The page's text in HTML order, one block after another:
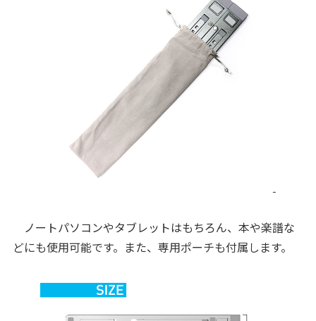
ノートパソコンやタブレットはもちろん、本や楽譜な
どにも使用可能です。また、専用ポーチも付属します。